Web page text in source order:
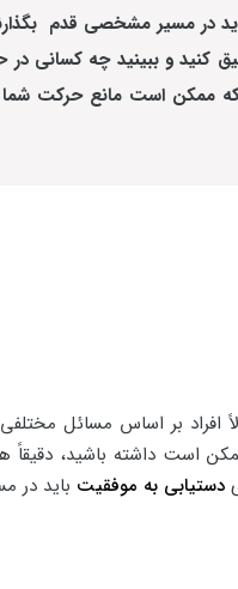
در مسیر مشخصی قدم
کنید و ببینید چه کسانی
که ممکن است مانع حرکت
بر اساس مسائل مختلفی
است داشته باشید،
دستیابی به موفقیت باید در